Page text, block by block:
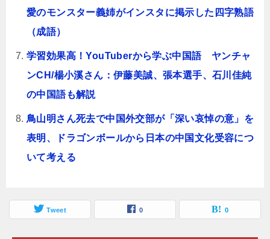
愛のモンスター義姉がインスタに掲示した四字熟語
（成語）
学習効果高！YouTuberから学ぶ中国語 ヤンチャ
ンCH/楊小溪さん：伊藤美誠、張本選手、石川佳純
の中国語も解説
鳥山明さん死去で中国外交部が「深い哀悼の意」を
表明、ドラゴンボールから日本の中国文化受容につ
いて考える
Tweet 0 0